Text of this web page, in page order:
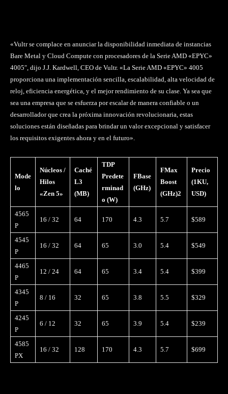
«Vultr se complace en anunciar la disponibilidad inmediata de instancias
Bare Metal y Cloud Compute con procesadores de la Serie AMD «EPYC»
4005″, dijo J.J. Kardwell, CEO de Vultr. «La Serie AMD «EPYC» 4005
proporciona una implementación sencilla, escalabilidad, alta velocidad de
reloj, eficiencia energética, y el mejor rendimiento de su clase. Ya sea que
sea una empresa que se esfuerza por escalar de manera confiable o un
desarrollador que crea la próxima innovación revolucionaria, estas
soluciones están diseñadas para brindar un valor excepcional y satisfacer
los requisitos exigentes ahora y en el futuro».
Mode
lo
Núcleos /
Hilos
«Zen 5»
Caché
L3
(MB)
TDP
Predete
rminad
o (W)
FBase
(GHz)
FMax
Boost
(GHz)2
Precio
(1KU,
USD)
4565
P
16 / 32 64 170 4.3 5.7 $589
4545
P
16 / 32 64 65 3.0 5.4 $549
4465
P
12 / 24 64 65 3.4 5.4 $399
4345
P
8 / 16 32 65 3.8 5.5 $329
4245
P
6 / 12 32 65 3.9 5.4 $239
4585
PX
16 / 32 128 170 4.3 5.7 $699